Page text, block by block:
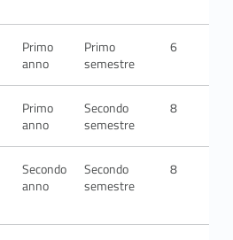
Primo
anno
Primo
semestre
6
Primo
anno
Secondo
semestre
8
Secondo
anno
Secondo
semestre
8